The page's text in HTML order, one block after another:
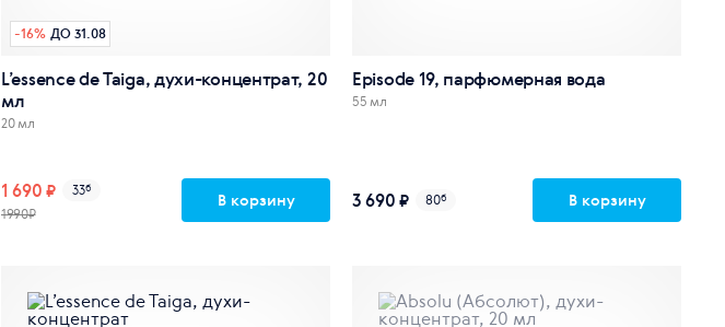
-16% ДО 31.08
L’essence de Taiga, духи-концентрат, 20
мл
20 мл
1 690 ₽ 33б
1990₽
В корзину
Episode 19, парфюмерная вода
55 мл
3 690 ₽ 80б В корзину